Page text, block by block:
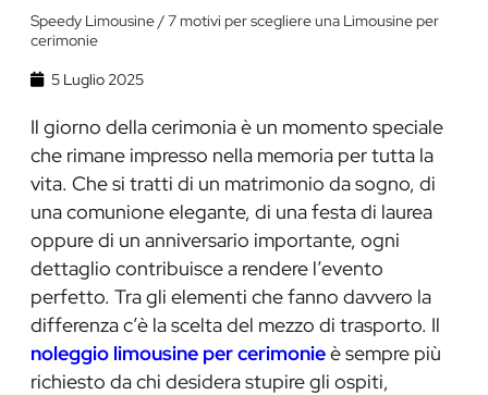
Speedy Limousine/7 motivi per scegliere una Limousine per
cerimonie
5 Luglio 2025
Il giorno della cerimonia è un momento speciale
che rimane impresso nella memoria per tutta la
vita. Che si tratti di un matrimonio da sogno, di
una comunione elegante, di una festa di laurea
oppure di un anniversario importante, ogni
dettaglio contribuisce a rendere l’evento
perfetto. Tra gli elementi che fanno davvero la
differenza c’è la scelta del mezzo di trasporto. Il
noleggio limousine per cerimonieè sempre più
richiesto da chi desidera stupire gli ospiti,